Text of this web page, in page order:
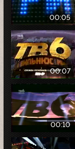
00:05
00:07
00:10